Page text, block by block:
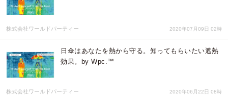
株式会社ワールドパーティー 2020年07月09日 02時
日傘はあなたを熱から守る。知ってもらいたい遮熱
効果。by Wpc.™
株式会社ワールドパーティー 2020年06月22日 08時